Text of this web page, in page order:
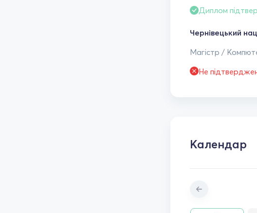
Диплом
Чернівецький
Магістр /
Не
Календар